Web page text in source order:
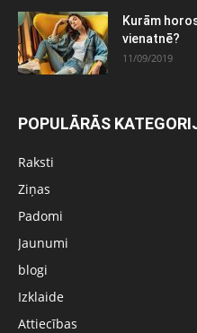
Kurām
vienatnē?
11/09/2019
POPULĀRĀS
Raksti
Ziņas
Padomi
Jaunumi
blogi
Izklaide
Attiecības